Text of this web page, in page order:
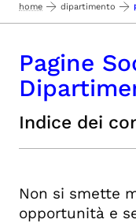
home dipartimento
Pagine
Indice dei
Non si smette
opportunità e